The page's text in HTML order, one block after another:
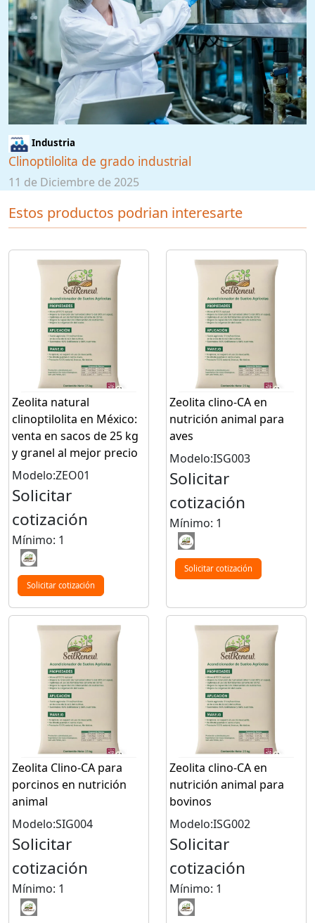
Industria
Clinoptilolita de grado industrial
11 de Diciembre de 2025
Estos productos podrian interesarte
Zeolita natural
clinoptilolita en México:
venta en sacos de 25 kg
y granel al mejor precio
Modelo:ZEO01
Solicitar
cotización
Mínimo: 1
Solicitar cotización
Zeolita clino-CA en
nutrición animal para
aves
Modelo:ISG003
Solicitar
cotización
Mínimo: 1
Solicitar cotización
Zeolita Clino-CA para
porcinos en nutrición
animal
Modelo:SIG004
Solicitar
cotización
Mínimo: 1
Zeolita clino-CA en
nutrición animal para
bovinos
Modelo:ISG002
Solicitar
cotización
Mínimo: 1